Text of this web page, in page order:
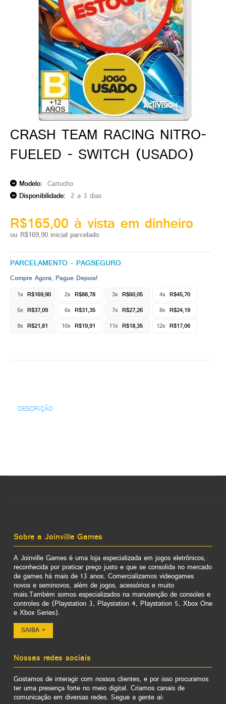
CRASH TEAM RACING NITRO-
FUELED - SWITCH (USADO)
Modelo: Cartucho
Disponibilidade: 2 a 3 dias
R$165,00 à vista em dinheiro
ou R$169,90 inicial parcelado
PARCELAMENTO - PAGSEGURO
Compre Agora, Pague Depois!
1x R$169,90 2x R$88,78 3x R$60,05 4x R$45,70
5x R$37,09 6x R$31,35 7x R$27,26 8x R$24,19
9x R$21,81 10x R$19,91 11x R$18,35 12x R$17,06
DESCRIÇÃO
Sobre a Joinville Games
A Joinville Games é uma loja especializada em jogos eletrônicos,
reconhecida por praticar preço justo e que se consolida no mercado
de games há mais de 13 anos. Comercializamos videogames
novos e seminovos, além de jogos, acessórios e muito
mais.Também somos especializados na manutenção de consoles e
controles de (Playstation 3, Playstation 4, Playstation 5, Xbox One
e Xbox Series).
SAIBA +
Nossas redes sociais
Gostamos de interagir com nossos clientes, e por isso procuramos
ter uma presença forte no meio digital. Criamos canais de
comunicação em diversas redes. Segue a gente aí: